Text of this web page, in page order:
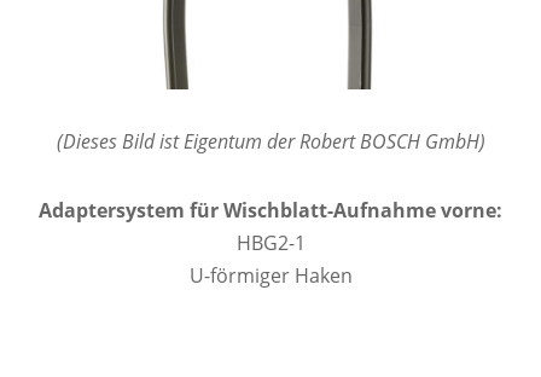
(Dieses Bild ist Eigentum der Robert BOSCH GmbH)
Adaptersystem für Wischblatt-Aufnahme vorne:
HBG2-1
U-förmiger Haken